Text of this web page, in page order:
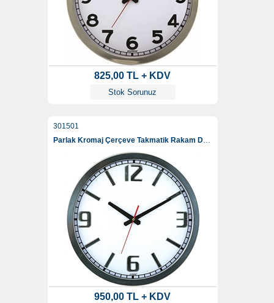
825,00 TL + KDV
Stok Sorunuz
301501
Parlak Kromaj Çerçeve Takmatik Rakam Duvar Saati 40 Cm
950,00 TL + KDV